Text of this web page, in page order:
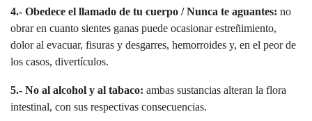
4.- Obedece el llamado de tu cuerpo / Nunca te aguantes: no
obrar en cuanto sientes ganas puede ocasionar estreñimiento,
dolor al evacuar, fisuras y desgarres, hemorroides y, en el peor de
los casos, divertículos.
5.- No al alcohol y al tabaco: ambas sustancias alteran la flora
intestinal, con sus respectivas consecuencias.